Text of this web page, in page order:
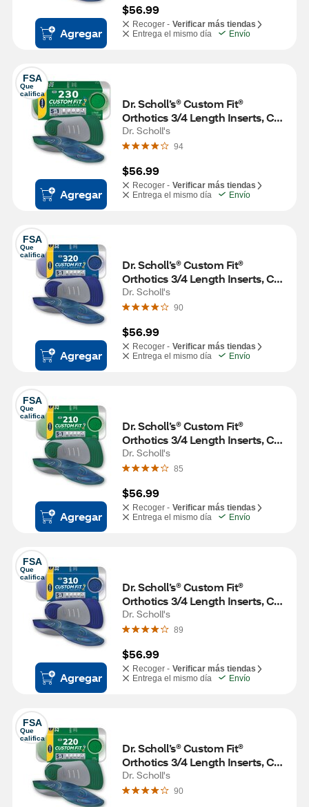
Agregar
$56.99
Recoger - Verificar más tiendas
Entrega el mismo día
Envío
FSA
Que
califica
Agregar
Dr. Scholl’s® Custom Fit®
Orthotics 3/4 Length Inserts, CF
230, Insoles Fit Men & Womens
Shoes
Dr. Scholl's
94
$56.99
Recoger - Verificar más tiendas
Entrega el mismo día
Envío
FSA
Que
califica
Agregar
Dr. Scholl’s® Custom Fit®
Orthotics 3/4 Length Inserts, CF
320, Insoles Fit Men & Womens
Shoes
Dr. Scholl's
90
$56.99
Recoger - Verificar más tiendas
Entrega el mismo día
Envío
FSA
Que
califica
Agregar
Dr. Scholl’s® Custom Fit®
Orthotics 3/4 Length Inserts, CF
210, Insoles Fit Men & Womens
Shoes
Dr. Scholl's
85
$56.99
Recoger - Verificar más tiendas
Entrega el mismo día
Envío
FSA
Que
califica
Agregar
Dr. Scholl’s® Custom Fit®
Orthotics 3/4 Length Inserts, CF
310, Insoles Fit Men & Womens
Shoes
Dr. Scholl's
89
$56.99
Recoger - Verificar más tiendas
Entrega el mismo día
Envío
FSA
Que
califica
Dr. Scholl’s® Custom Fit®
Orthotics 3/4 Length Inserts, CF
220, Insoles Fit Men & Womens
Shoes
Dr. Scholl's
90